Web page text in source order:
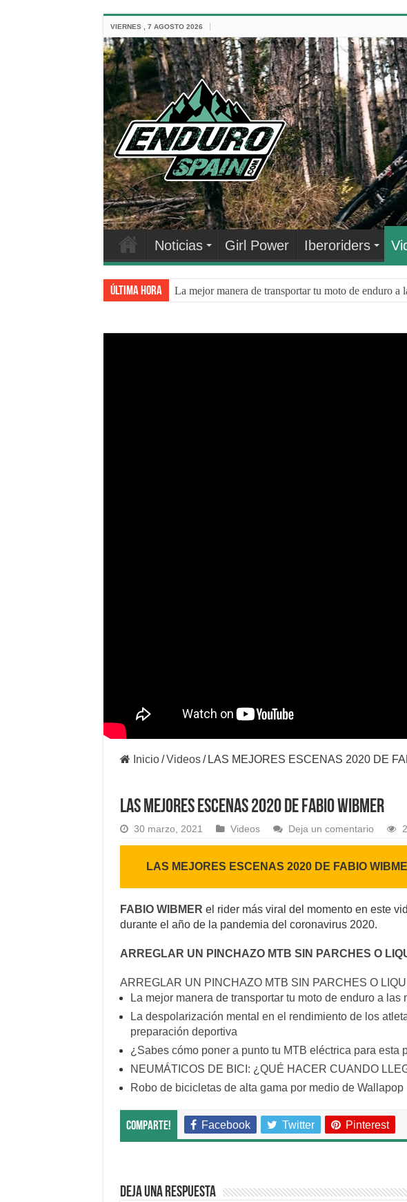
VIERNES , 7 AGOSTO 2026
Noticias Girl Power Iberoriders
Última hora La mejor manera de transportar tu moto de enduro a
Inicio / Videos / LAS MEJORES ESCENAS 2020 DE
LAS MEJORES ESCENAS 2020 DE FABIO WIBMER
30 marzo, 2021 Videos Deja un comentario
LAS MEJORES ESCENAS 2020 DE FABIO
FABIO WIBMER el rider más viral del momento en este
durante el año de la pandemia del coronavirus 2020.
ARREGLAR UN PINCHAZO MTB SIN PARCHES O
ARREGLAR UN PINCHAZO MTB SIN PARCHES O
La mejor manera de transportar tu moto de enduro a las
La despolarización mental en el rendimiento de los
preparación deportiva
¿Sabes cómo poner a punto tu MTB eléctrica para esta
NEUMÁTICOS DE BICI: ¿QUÉ HACER CUANDO
Robo de bicicletas de alta gama por medio de Wallapop
Comparte! Facebook Twitter Pinterest
Deja una respuesta